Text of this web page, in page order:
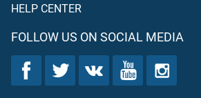
HELP CENTER
FOLLOW US ON SOCIAL MEDIA